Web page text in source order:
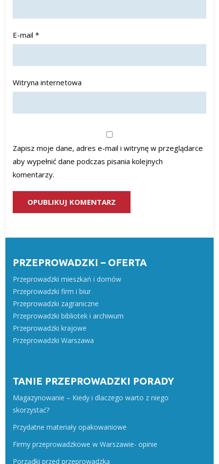
E-mail*
Witryna internetowa
Zapisz moje dane, adres e-mail i witrynę w przeglądarce
aby wypełnić dane podczas pisania kolejnych
komentarzy.
PRZEPROWADZKI – OFERTA
Przeprowadzki mieszkań i domów
Przeprowadzki firm i biur
Przeprowadzki zagraniczne
Przeprowadzki bibliotek i archiwum
Przeprowadzki krajowe
Przeprowadzki Warszawa
TANIE PRZEPROWADZKI PORADY
Magazynowanie – Kiedy i dlaczego warto z niego
skorzystać?
Przydatne materiały opakowaniowe
Firmy przeprowadzkowe w Warszawie- opinie
Porządki przed przeprowadzką